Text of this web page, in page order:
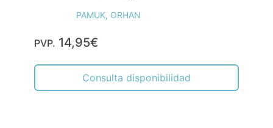
PAMUK, ORHAN
PVP. 14,95€
Consulta disponibilidad